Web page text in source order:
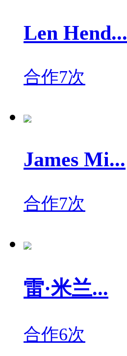
Len Hend...
合作7次
James Mi...
合作7次
雷·米兰...
合作6次